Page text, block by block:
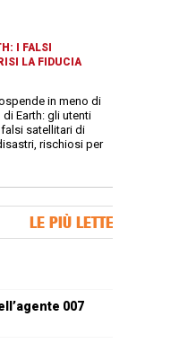
I FALSI
LA FIDUCIA
in meno di
di Earth: gli utenti
satellitari di
rischiosi per
LE PIÙ LETTE
007